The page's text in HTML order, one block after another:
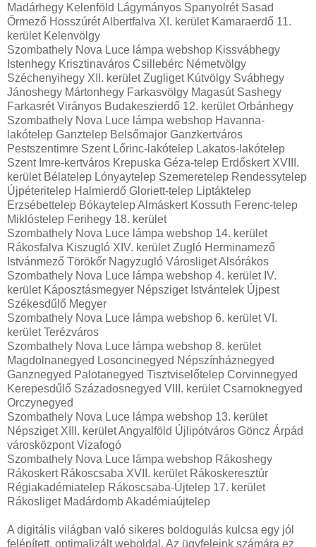
Madárhegy Kelenföld Lágymányos Spanyolrét Sasad
Őrmező Hosszúrét Albertfalva XI. kerület Kamaraerdő 11.
kerület Kelenvölgy
Szombathely Nova Luce lámpa webshop Kissvábhegy
Istenhegy Krisztinaváros Csillebérc Németvölgy
Széchenyihegy XII. kerület Zugliget Kútvölgy Svábhegy
Jánoshegy Mártonhegy Farkasvölgy Magasút Sashegy
Farkasrét Virányos Budakeszierdő 12. kerület Orbánhegy
Szombathely Nova Luce lámpa webshop Havanna-
lakótelep Ganztelep Belsőmajor Ganzkertváros
Pestszentimre Szent Lőrinc-lakótelep Lakatos-lakótelep
Szent Imre-kertváros Krepuska Géza-telep Erdőskert XVIII.
kerület Bélatelep Lónyaytelep Szemeretelep Rendessytelep
Újpéteritelep Halmierdő Gloriett-telep Liptáktelep
Erzsébettelep Bókaytelep Almáskert Kossuth Ferenc-telep
Miklóstelep Ferihegy 18. kerület
Szombathely Nova Luce lámpa webshop 14. kerület
Rákosfalva Kiszugló XIV. kerület Zugló Herminamező
Istvánmező Törökőr Nagyzugló Városliget Alsórákos
Szombathely Nova Luce lámpa webshop 4. kerület IV.
kerület Káposztásmegyer Népsziget Istvántelek Újpest
Székesdűlő Megyer
Szombathely Nova Luce lámpa webshop 6. kerület VI.
kerület Terézváros
Szombathely Nova Luce lámpa webshop 8. kerület
Magdolnanegyed Losoncinegyed Népszínháznegyed
Ganznegyed Palotanegyed Tisztviselőtelep Corvinnegyed
Kerepesdűlő Századosnegyed VIII. kerület Csarnoknegyed
Orczynegyed
Szombathely Nova Luce lámpa webshop 13. kerület
Népsziget XIII. kerület Angyalföld Újlipótváros Göncz Árpád
városközpont Vizafogó
Szombathely Nova Luce lámpa webshop Rákoshegy
Rákoskert Rákoscsaba XVII. kerület Rákoskeresztúr
Régiakadémiatelep Rákoscsaba-Újtelep 17. kerület
Rákosliget Madárdomb Akadémiaújtelep
A digitális világban való sikeres boldogulás kulcsa egy jól
felépített, optimalizált weboldal. Az ügyfeleink számára ez